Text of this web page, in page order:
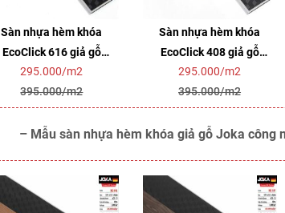
Sàn nhựa hèm khóa
EcoClick 616 giả gỗ
(5mm)
295.000/m2
395.000/m2
Sàn nhựa hèm khóa
EcoClick 408 giả gỗ
(5mm)
295.000/m2
395.000/m2
– Mẫu sàn nhựa hèm khóa giả gỗ Joka công